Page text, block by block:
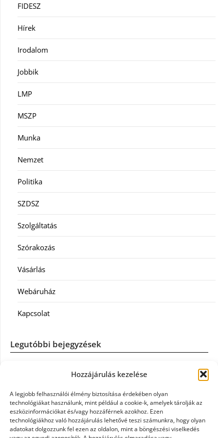
Hozzájárulás kezelése
A legjobb felhasználói élmény biztosítása érdekében olyan
technológiákat használunk, mint például a cookie-k, amelyek tárolják az
eszközinformációkat és/vagy hozzáférnek azokhoz. Ezen
technológiákhoz való hozzájárulás lehetővé teszi számunkra, hogy olyan
adatokat dolgozzunk fel ezen az oldalon, mint a böngészési viselkedés
FIDESZ
Hírek
Irodalom
Jobbik
LMP
MSZP
Munka
Nemzet
Politika
SZDSZ
Szolgáltatás
Szórakozás
Vásárlás
Webáruház
Kapcsolat
Legutóbbi bejegyzések
Casco szélvédőcsere: mikor éri meg a biztosítást igénybe
Könyvelés: mikor érdemes könyvelőt váltani?
Szövetkezeti jog: miért elengedhetetlen a szakszerű jogi
háttér a biztonságos működéshez